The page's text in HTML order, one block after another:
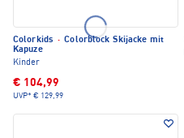
Colorkids · Colorblock Skijacke mit
Kapuze
Kinder
€ 104,99
UVP* € 129,99